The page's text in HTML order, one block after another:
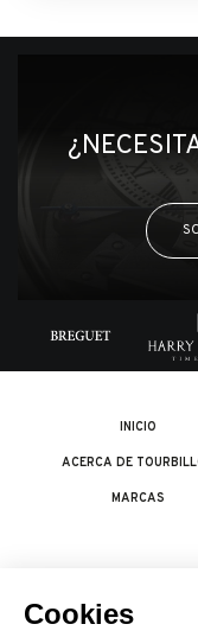
INICIO
ACERCA DE
MARCAS